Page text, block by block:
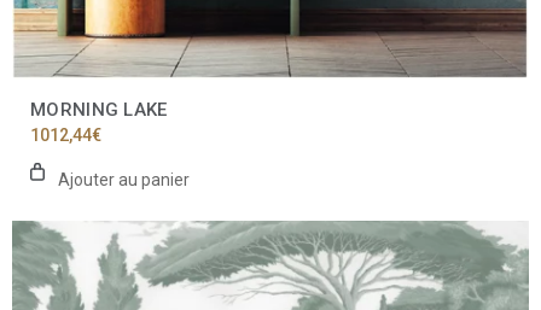
MORNING LAKE
1012,44€
Ajouter au panier